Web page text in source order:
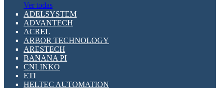
Ver todas
ADELSYSTEM
ADVANTECH
ACREL
ARBOR TECHNOLOGY
ARESTECH
BANANA PI
CNLINKO
ETI
HELTEC AUTOMATION